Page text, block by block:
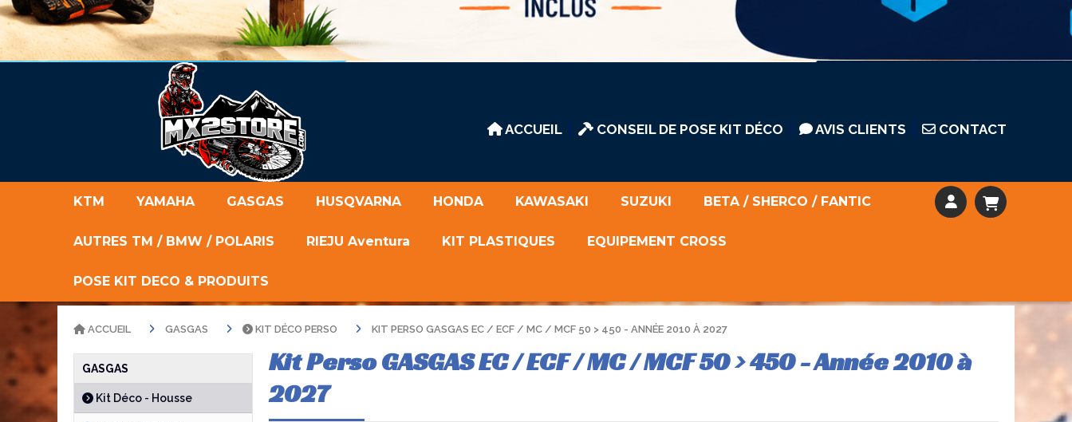
ACCUEIL CONSEIL DE POSE KIT DÉCO AVIS CLIENTS CONTACT
KTM YAMAHA GASGAS HUSQVARNA HONDA KAWASAKI SUZUKI BETA / SHERCO / FANTIC
AUTRES TM / BMW / POLARIS RIEJU Aventura KIT PLASTIQUES EQUIPEMENT CROSS
POSE KIT DECO & PRODUITS
GASGAS
Kit Déco - Housse
ACCUEIL GASGAS KIT DÉCO PERSO KIT PERSO GASGAS EC / ECF / MC / MCF 50 > 450 - ANNÉE 2010 À 2027
Kit Perso GASGAS EC / ECF / MC / MCF 50 > 450 - Année 2010 à
2027